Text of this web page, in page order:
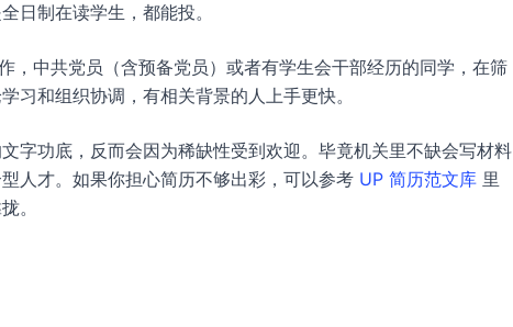
日制在读学生，都能投。
，中共党员（含预备党员）或者有学生会干部经历的同学，在筛
习和组织协调，有相关背景的人上手更快。
字功底，反而会因为稀缺性受到欢迎。毕竟机关里不缺会写材料
人才。如果你担心简历不够出彩，可以参考 UP 简历范文库 里
。